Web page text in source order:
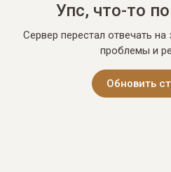
Упс, что-то
Сервер перестал отвечать
проблемы и
Обновить